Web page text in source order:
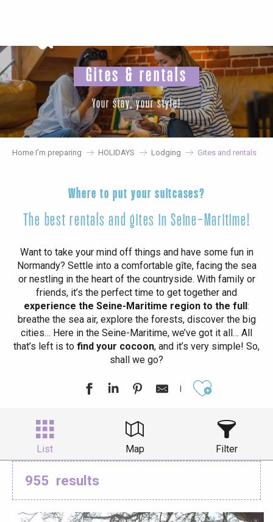
principal
Gites & rentals
Your stay, your style!
Home I’m preparing HOLIDAYS Lodging Gites and rentals
Where to put your suitcases?
The best rentals and gites in Seine-Maritime!
Want to take your mind off things and have some fun in
Normandy? Settle into a comfortable gîte, facing the sea
or nestling in the heart of the countryside. With family or
friends, it’s the perfect time to get together and
experience the Seine-Maritime region to the full:
breathe the sea air, explore the forests, discover the big
cities… Here in the Seine-Maritime, we’ve got it all… All
that’s left is to find your cocoon, and it’s very simple! So,
shall we go?
List Map Filter
955 results